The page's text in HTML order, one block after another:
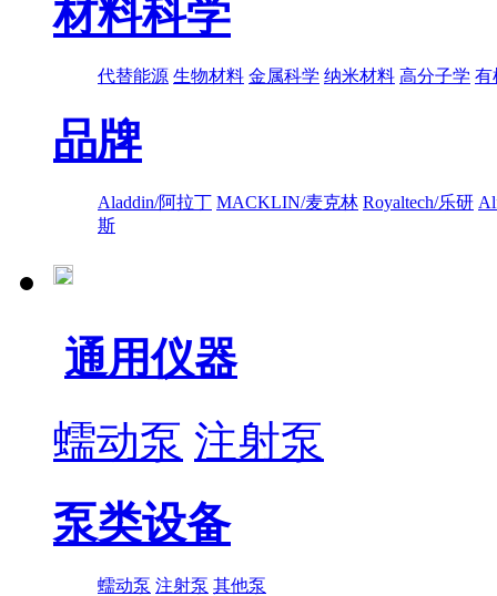
材料科学
代替能源 生物材料 金属科学 纳米材料 高分子学 有
品牌
Aladdin/阿拉丁 MACKLIN/麦克林 Royaltech/乐研
斯
通用仪器
蠕动泵 注射泵
泵类设备
蠕动泵 注射泵 其他泵